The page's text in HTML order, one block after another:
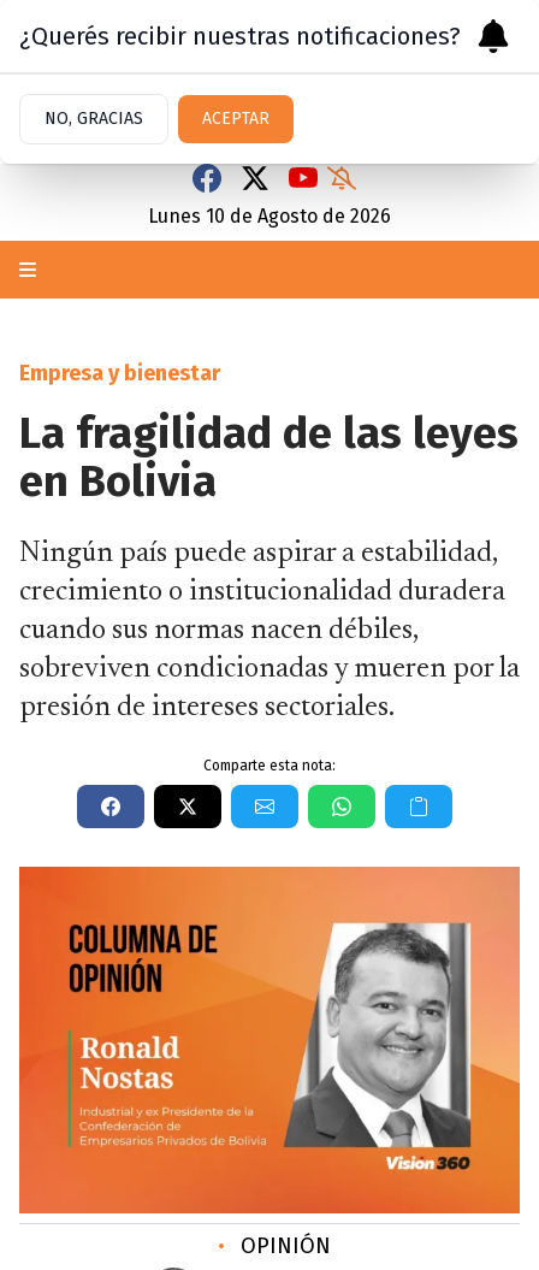
Lunes 10 de Agosto de 2026
Empresa y bienestar
La fragilidad de las leyes
en Bolivia
Ningún país puede aspirar a estabilidad,
crecimiento o institucionalidad duradera
cuando sus normas nacen débiles,
sobreviven condicionadas y mueren por la
presión de intereses sectoriales.
Comparte esta nota:
• OPINIÓN
¿Querés recibir nuestras notificaciones?
NO, GRACIAS ACEPTAR